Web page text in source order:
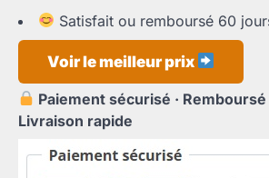
Satisfait ou remboursé 60
Voir le meilleur prix
Paiement sécurisé ·
Livraison rapide